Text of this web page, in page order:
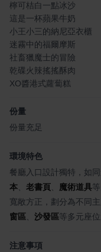
檸可桔白一點冰沙
這是一杯蘋果牛奶
小王小三的納尼亞衣櫃
迷霧中的福爾摩斯
社畜獵魔士的冒險
乾碟火辣搖搖酥肉
XO醬港式蘿蔔糕
份量
份量充足
環境特色
餐廳入口設計獨特，如
本、 老書頁、 魔術道具
寬敞方正，劃分為不同
窗區、 沙發區等多元座
注意事項